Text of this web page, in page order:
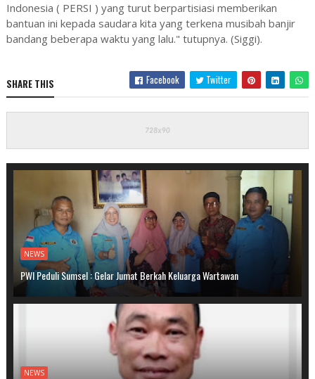
Indonesia ( PERSI ) yang turut berpartisiasi memberikan
bantuan ini kepada saudara kita yang terkena musibah banjir
bandang beberapa waktu yang lalu." tutupnya. (Siggi).
SHARE THIS Facebook Twitter
NEWS
PWI Peduli Sumsel : Gelar Jumat Berkah Keluarga Wartawan
NEWS